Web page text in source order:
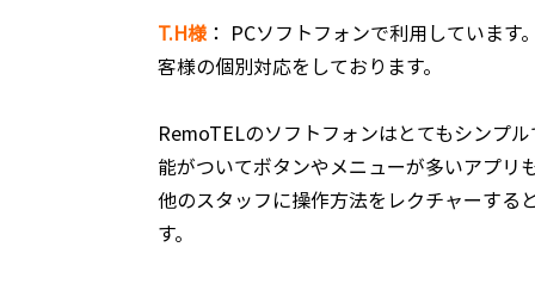
T.H様 ： PCソフトフォンで利用していま
客様の個別対応をしております。
RemoTELのソフトフォンはとてもシンプ
能がついてボタンやメニューが多いアプ
他のスタッフに操作方法をレクチャーする
す。